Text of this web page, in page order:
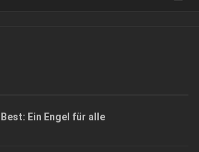
Ein Engel für alle